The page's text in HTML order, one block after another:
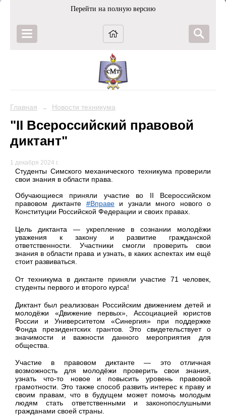
Перейти на полную версию
Главная → Новости техникума
"II Всероссийский правовой
диктант"
1 декабря 2024 г.
Студенты Симского механического техникума проверили
свои знания в области права.
Обучающиеся приняли участие во II Всероссийском
правовом диктанте #Вправеи узнали много нового о
Конституции Российской Федерации и своих правах.
Цель диктанта — укрепление в сознании молодёжи
уважения к закону и развитие гражданской
ответственности. Участники смогли проверить свои
знания в области права и узнать, в каких аспектах им ещё
стоит развиваться.
От техникума в диктанте приняли участие 71 человек,
студенты первого и второго курса!
Диктант был реализован Российским движением детей и
молодёжи «Движение первых», Ассоциацией юристов
России и Университетом «Синергия» при поддержке
Фонда президентских грантов. Это свидетельствует о
значимости и важности данного мероприятия для
общества.
Участие в правовом диктанте — это отличная
возможность для молодёжи проверить свои знания,
узнать что-то новое и повысить уровень правовой
грамотности. Это также способ развить интерес к праву и
своим правам, что в будущем может помочь молодым
людям стать ответственными и законопослушными
гражданами своей страны.